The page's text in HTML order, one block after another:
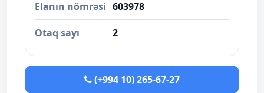
Elanın nömrəsi 603978
Otaq sayı 2
(+994 10) 265-67-27